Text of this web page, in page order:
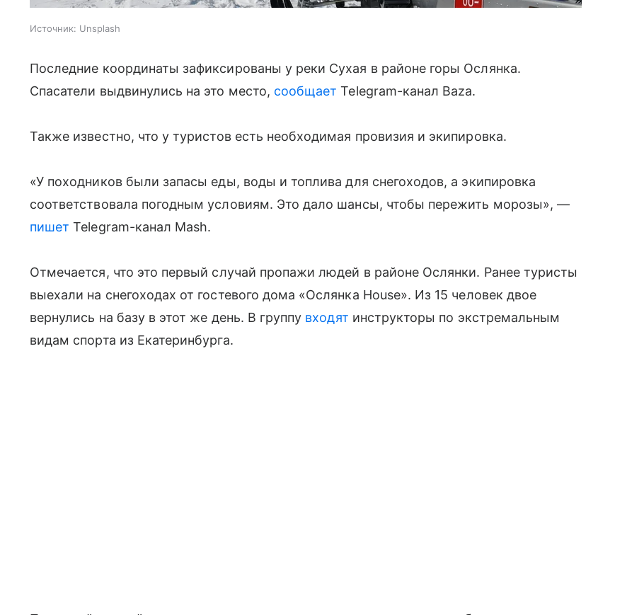
Источник: Unsplash
Последние координаты зафиксированы у реки Сухая в районе горы Ослянка.
Спасатели выдвинулись на это место, сообщает Telegram-канал Baza.
Также известно, что у туристов есть необходимая провизия и экипировка.
«У походников были запасы еды, воды и топлива для снегоходов, а экипировка
соответствовала погодным условиям. Это дало шансы, чтобы пережить морозы», —
пишет Telegram-канал Mash.
Отмечается, что это первый случай пропажи людей в районе Ослянки. Ранее туристы
выехали на снегоходах от гостевого дома «Ослянка House». Из 15 человек двое
вернулись на базу в этот же день. В группу входят инструкторы по экстремальным
видам спорта из Екатеринбурга.